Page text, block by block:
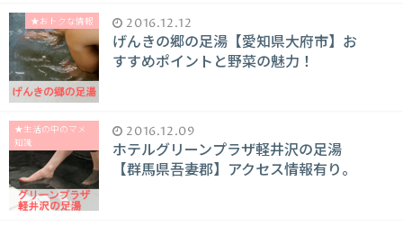
★おトクな情報 2016.12.12
げんきの郷の足湯【愛知県大府市】お
すすめポイントと野菜の魅力！
★生活の中のマメ
知識
2016.12.09
ホテルグリーンプラザ軽井沢の足湯
【群馬県吾妻郡】アクセス情報有り。